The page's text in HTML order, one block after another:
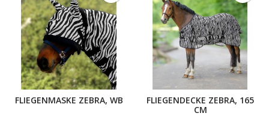
FLIEGENMASKE ZEBRA, WB
FLIEGENDECKE ZEBRA, 165
CM